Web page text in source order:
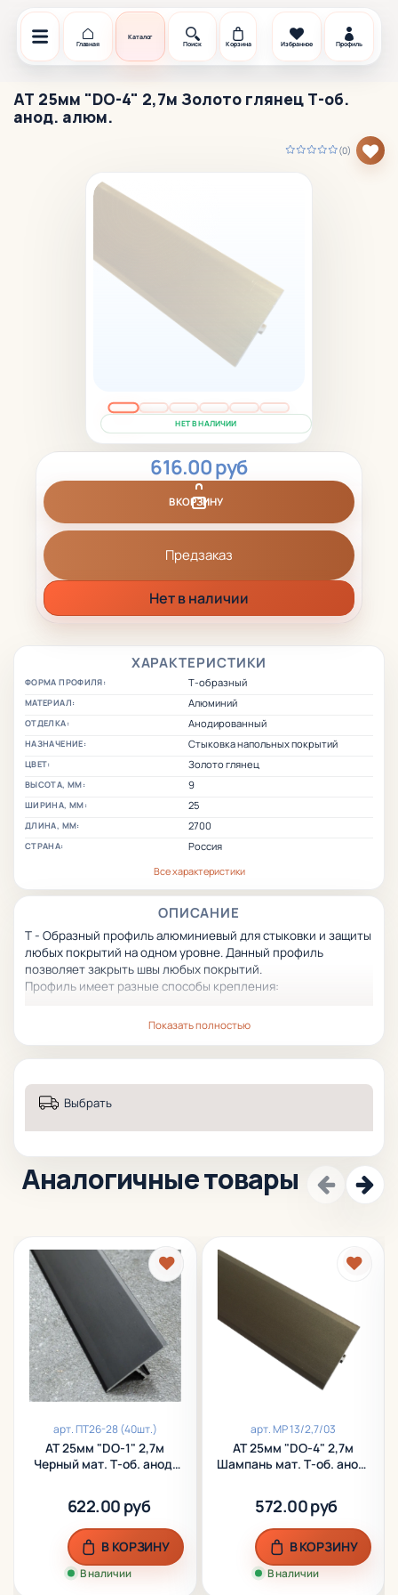
Главная
Каталог
Поиск
Корзина Избранное Профиль
АТ 25мм "DO-4" 2,7м Золото глянец Т-об.
анод. алюм.
(0)
НЕТ В НАЛИЧИИ
ХАРАКТЕРИСТИКИ
ФОРМА ПРОФИЛЯ: Т-образный
МАТЕРИАЛ: Алюминий
ОТДЕЛКА: Анодированный
НАЗНАЧЕНИЕ: Стыковка напольных покрытий
ЦВЕТ: Золото глянец
ВЫСОТА, ММ: 9
ШИРИНА, ММ: 25
ДЛИНА, ММ: 2700
СТРАНА:
Россия
Все характеристики
ОПИСАНИЕ
Т - Образный профиль алюминиевый для стыковки и защиты
любых покрытий на одном уровне. Данный профиль
позволяет закрыть швы любых покрытий.
Профиль имеет разные способы крепления:
Профиль крепится на мотажный клей (жидкие гвозди).
крепить профиль без клея. Данный способ позволяет в
дальнейшем менять Т-образный изношенный профиль не
стойкость к износу и механическим повреждениям.
Показать полностью
616.00 руб
В КОРЗИНУ
Предзаказ
Нет в наличии
Выбрать
Аналогичные товары
арт.ПТ26-28 (40шт.)
АТ 25мм "DO-1" 2,7м
Черный мат. Т-об. анод.
622.00 руб
В наличии
В КОРЗИНУ
арт.МР 13/2,7/03
АТ 25мм "DO-4" 2,7м
Шампань мат. Т-об. анод.
572.00 руб
В наличии
В КОРЗИНУ